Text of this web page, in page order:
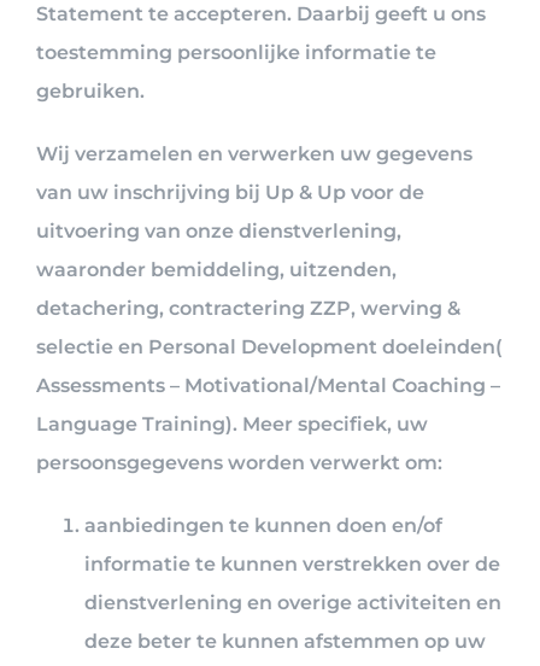
Statement te accepteren. Daarbij geeft u ons
toestemming persoonlijke informatie te
gebruiken.
Wij verzamelen en verwerken uw gegevens
van uw inschrijving bij Up & Up voor de
uitvoering van onze dienstverlening,
waaronder bemiddeling, uitzenden,
detachering, contractering ZZP, werving &
selectie en Personal Development doeleinden(
Assessments – Motivational/Mental Coaching –
Language Training). Meer specifiek, uw
persoonsgegevens worden verwerkt om:
aanbiedingen te kunnen doen en/of
informatie te kunnen verstrekken over de
dienstverlening en overige activiteiten en
deze beter te kunnen afstemmen op uw